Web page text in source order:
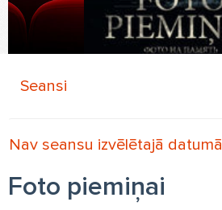
Seansi
Nav seansu izvēlētajā datumā
Foto piemiņai